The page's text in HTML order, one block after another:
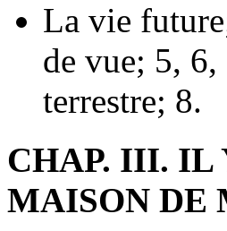
La vie
de vue; 5,
terrestre; 8.
CHAP. III. IL
MAISON DE